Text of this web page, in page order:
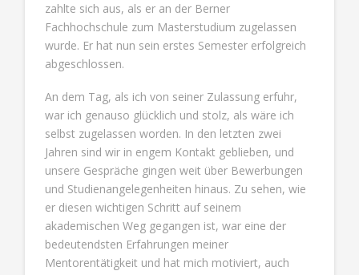
zahlte sich aus, als er an der Berner
Fachhochschule zum Masterstudium zugelassen
wurde. Er hat nun sein erstes Semester erfolgreich
abgeschlossen.
An dem Tag, als ich von seiner Zulassung erfuhr,
war ich genauso glücklich und stolz, als wäre ich
selbst zugelassen worden. In den letzten zwei
Jahren sind wir in engem Kontakt geblieben, und
unsere Gespräche gingen weit über Bewerbungen
und Studienangelegenheiten hinaus. Zu sehen, wie
er diesen wichtigen Schritt auf seinem
akademischen Weg gegangen ist, war eine der
bedeutendsten Erfahrungen meiner
Mentorentätigkeit und hat mich motiviert, auch